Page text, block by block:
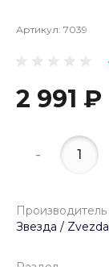
Артикул: 7039
2 991 ₽
-
Производитель
Звезда /